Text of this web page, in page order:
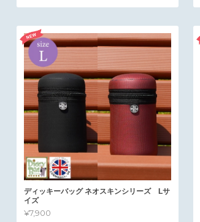
ディッキーバッグ ネオスキンシリーズ Lサ
イズ
¥7,900